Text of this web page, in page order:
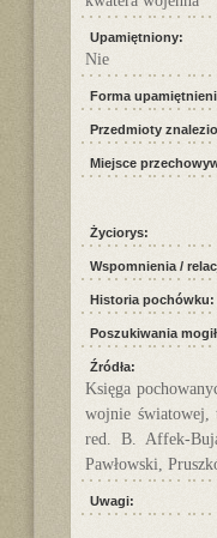
Upamiętniony:
Nie
Forma
Przedmioty
Miejsce
Życiorys:
Wspomnienia /
Historia pochówku:
Poszukiwania
Źródła:
Księga
wojnie światowej,
red. B. Affek-
Pawłowski,
Uwagi: